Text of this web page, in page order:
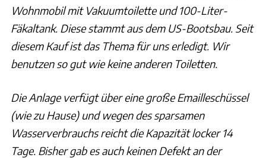
Wohnmobil mit Vakuumtoilette und 100-Liter-
Fäkaltank. Diese stammt aus dem US-Bootsbau. Seit
diesem Kauf ist das Thema für uns erledigt. Wir
benutzen so gut wie keine anderen Toiletten.
Die Anlage verfügt über eine große Emailleschüssel
(wie zu Hause) und wegen des sparsamen
Wasserverbrauchs reicht die Kapazität locker 14
Tage. Bisher gab es auch keinen Defekt an der